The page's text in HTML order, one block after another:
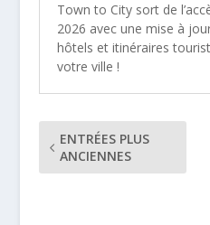
Town to City sort de
2026 avec une mise à
hôtels et itinéraires
votre ville !
ENTRÉES PLUS
ANCIENNES